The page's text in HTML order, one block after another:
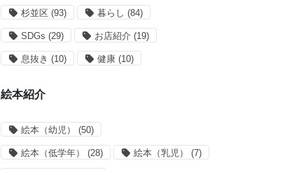
杉並区 (93) 暮らし (84)
SDGs (29) お店紹介 (19)
息抜き (10) 健康 (10)
絵本紹介
絵本（幼児） (50)
絵本（低学年） (28) 絵本（乳児） (7)